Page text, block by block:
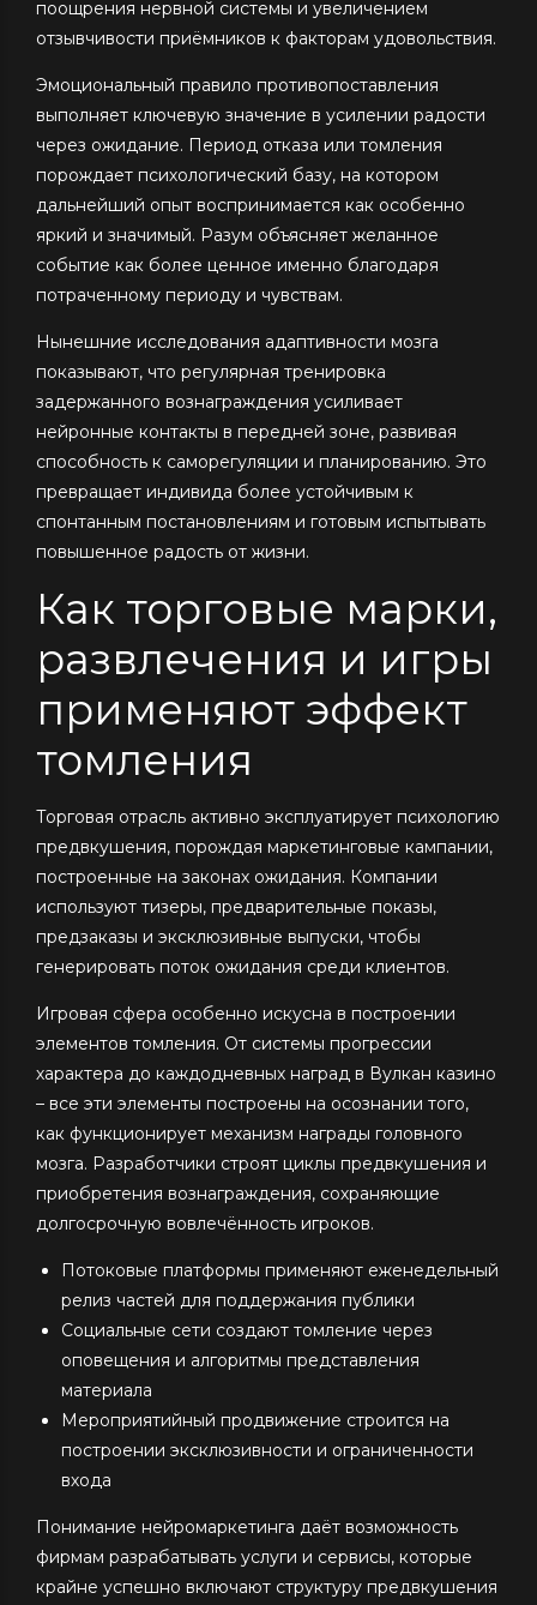
поощрения нервной системы и увеличением
отзывчивости приёмников к факторам удовольствия.
Эмоциональный правило противопоставления
выполняет ключевую значение в усилении радости
через ожидание. Период отказа или томления
порождает психологический базу, на котором
дальнейший опыт воспринимается как особенно
яркий и значимый. Разум объясняет желанное
событие как более ценное именно благодаря
потраченному периоду и чувствам.
Нынешние исследования адаптивности мозга
показывают, что регулярная тренировка
задержанного вознаграждения усиливает
нейронные контакты в передней зоне, развивая
способность к саморегуляции и планированию. Это
превращает индивида более устойчивым к
спонтанным постановлениям и готовым испытывать
повышенное радость от жизни.
Как торговые марки,
развлечения и игры
применяют эффект
томления
Торговая отрасль активно эксплуатирует психологию
предвкушения, порождая маркетинговые кампании,
построенные на законах ожидания. Компании
используют тизеры, предварительные показы,
предзаказы и эксклюзивные выпуски, чтобы
генерировать поток ожидания среди клиентов.
Игровая сфера особенно искусна в построении
элементов томления. От системы прогрессии
характера до каждодневных наград в Вулкан казино
– все эти элементы построены на осознании того,
как функционирует механизм награды головного
мозга. Разработчики строят циклы предвкушения и
приобретения вознаграждения, сохраняющие
долгосрочную вовлечённость игроков.
Потоковые платформы применяют еженедельный
релиз частей для поддержания публики
Социальные сети создают томление через
оповещения и алгоритмы представления
материала
Мероприятийный продвижение строится на
построении эксклюзивности и ограниченности
входа
Понимание нейромаркетинга даёт возможность
фирмам разрабатывать услуги и сервисы, которые
крайне успешно включают структуру предвкушения